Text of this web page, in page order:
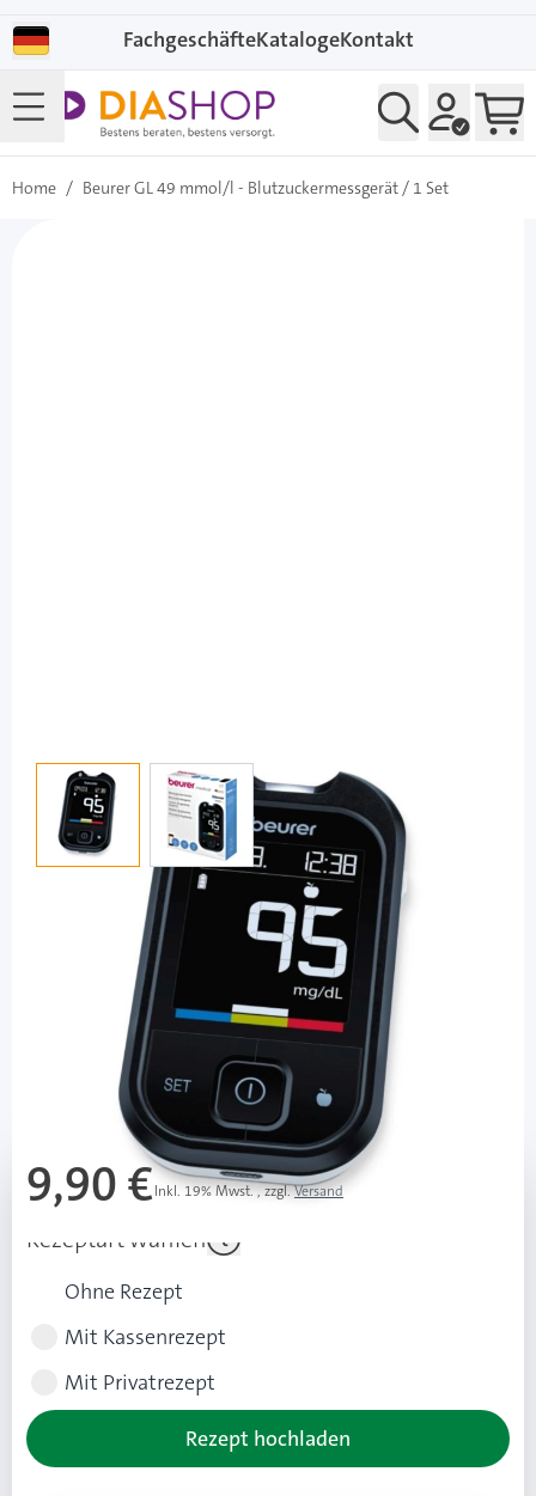
FachgeschäfteKatalogeKontakt
Home / Beurer GL 49 mmol/l - Blutzuckermessgerät / 1 Set
View larger imageView larger image
Beurer GL 49 mmol/l -
Blutzuckermessgerät / 1 Set
PZN: 15261835 / Diashop.de Kat.-Nr. 115068
Lieferzeit 3-7 Werktage
Mehr über das Produkt
9,90 €Inkl. 19% Mwst.,zzgl.Versand
Rezeptart wählen
Ohne Rezept
Mit Kassenrezept
Mit Privatrezept
Rezept hochladen